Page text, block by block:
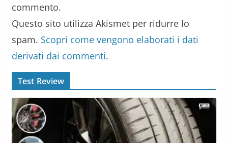
commento.
Questo sito utilizza Akismet per ridurre lo
spam. Scopri come vengono elaborati i dati
derivati dai commenti.
Test Review